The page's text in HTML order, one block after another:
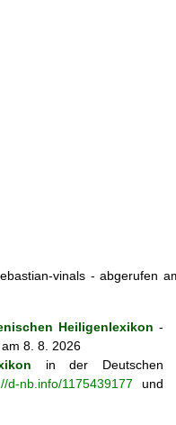
vinals - abgerufen
Heiligenlexikon -
am 8. 8. 2026
in der Deutschen
d-nb.info/1175439177 und